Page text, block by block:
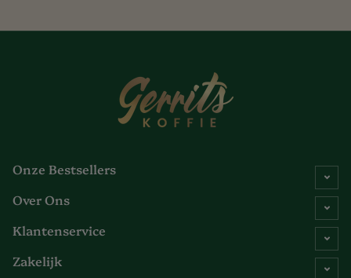
Onze Bestsellers
Over Ons
Klantenservice
Zakelijk